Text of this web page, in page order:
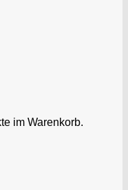
im Warenkorb.